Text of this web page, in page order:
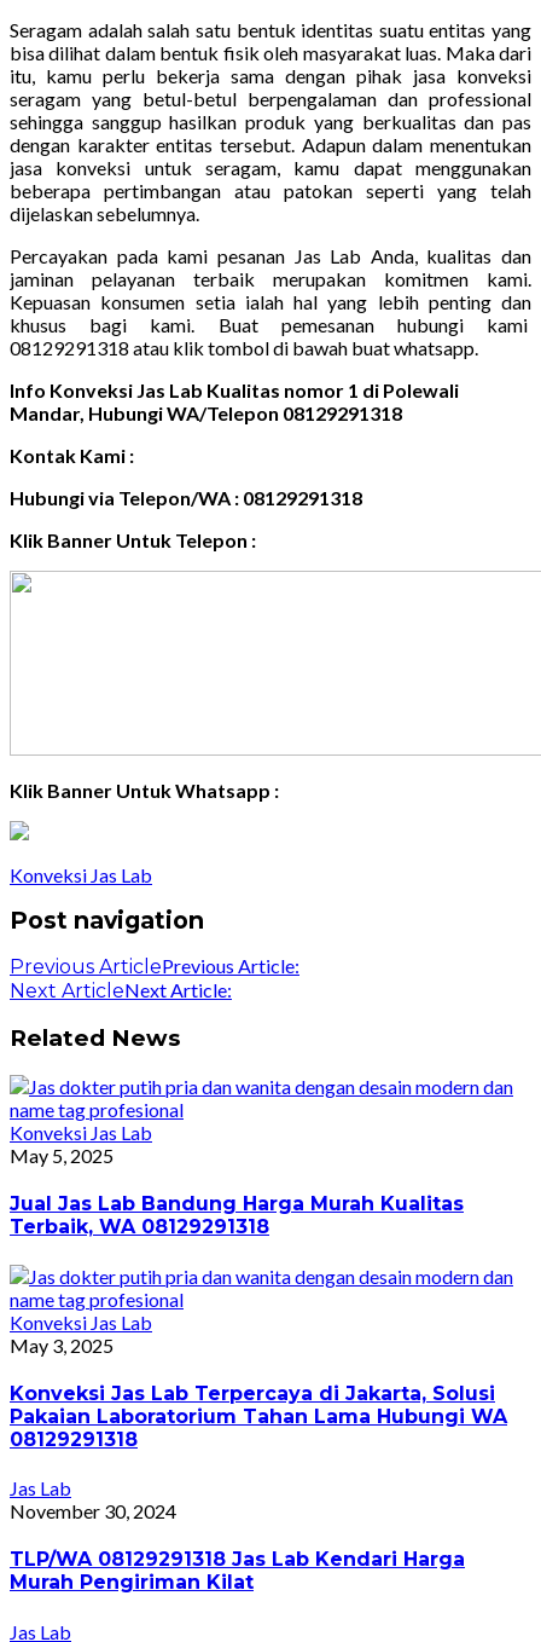
Seragam adalah salah satu bentuk identitas suatu entitas yang
bisa dilihat dalam bentuk fisik oleh masyarakat luas. Maka dari
itu, kamu perlu bekerja sama dengan pihak jasa konveksi
seragam yang betul-betul berpengalaman dan professional
sehingga sanggup hasilkan produk yang berkualitas dan pas
dengan karakter entitas tersebut. Adapun dalam menentukan
jasa konveksi untuk seragam, kamu dapat menggunakan
beberapa pertimbangan atau patokan seperti yang telah
dijelaskan sebelumnya.
Percayakan pada kami pesanan Jas Lab Anda, kualitas dan
jaminan pelayanan terbaik merupakan komitmen kami.
Kepuasan konsumen setia ialah hal yang lebih penting dan
khusus bagi kami. Buat pemesanan hubungi kami
08129291318 atau klik tombol di bawah buat whatsapp.
Info Konveksi Jas Lab Kualitas nomor 1 di Polewali
Mandar, Hubungi WA/Telepon 08129291318
Kontak Kami :
Hubungi via Telepon/WA : 08129291318
Klik Banner Untuk Telepon :
Klik Banner Untuk Whatsapp :
Konveksi Jas Lab
Post navigation
Previous ArticlePrevious Article:
Next ArticleNext Article:
Related News
Konveksi Jas Lab
May 5, 2025
Jual Jas Lab Bandung Harga Murah Kualitas
Terbaik, WA 08129291318
Konveksi Jas Lab
May 3, 2025
Konveksi Jas Lab Terpercaya di Jakarta, Solusi
Pakaian Laboratorium Tahan Lama Hubungi WA
08129291318
Jas Lab
November 30, 2024
TLP/WA 08129291318 Jas Lab Kendari Harga
Murah Pengiriman Kilat
Jas Lab